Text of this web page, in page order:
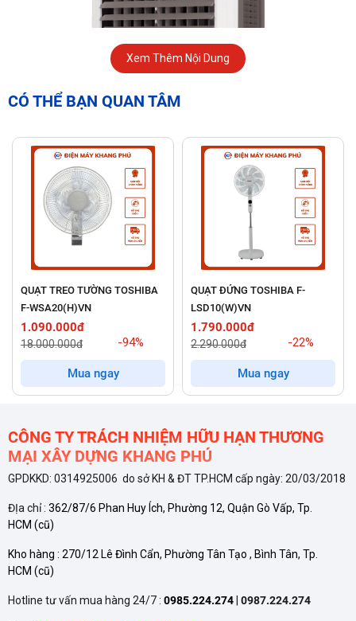
ƯU ĐIỂM NỔI BẬT
Thiết Kế Hiện Đại, Sang Trọng
xám trang nhã, dễ dàng phối hợp với nhiều phong cách nội thất
Vỏ ngoài làm từ chất liệu nhựa ABS cao cấp, không những
mang lại vẻ bóng đẹp mà còn đảm bảo độ bền cao, chống va
Diện Tích Làm Mát Rộng Lớn - Phù Hợp Cho Mọi Không
Gian
Quạt có công suất lớn, khả năng làm mát hiệu quả cho không
Xem Thêm Nội Dung
CÓ THỂ BẠN QUAN TÂM
QUẠT TREO TƯỜNG TOSHIBA
F-WSA20(H)VN
1.090.000đ
18.000.000đ -94%
Mua ngay
QUẠT ĐỨNG TOSHIBA F-
LSD10(W)VN
1.790.000đ
2.290.000đ -22%
Mua ngay
CÔNG TY TRÁCH NHIỆM HỮU HẠN THƯƠNG
MẠI XÂY DỰNG KHANG PHÚ
GPDKKD: 0314925006 do sở KH & ĐT TP.HCM cấp ngày: 20/03/2018
ĐỊa chỉ : 362/87/6 Phan Huy Ích, Phường 12, Quận Gò Vấp, Tp.
HCM (cũ)
Kho hàng : 270/12 Lê Đình Cẩn, Phường Tân Tạo , Bình Tân, Tp.
HCM (cũ)
Hotline tư vấn mua hàng 24/7 : 0985.224.274 0987.224.274